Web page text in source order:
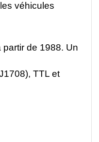
véhicules
de 1988. Un
TTL et